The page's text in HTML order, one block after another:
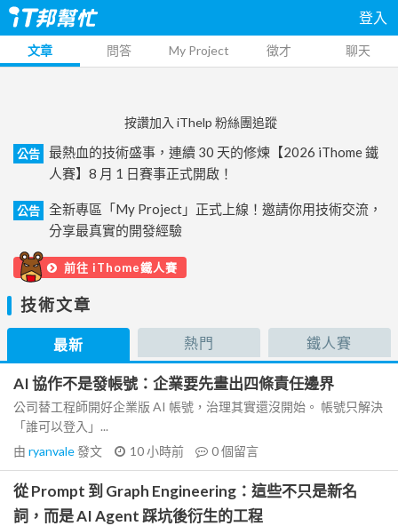
登入
文章 問答 My Project 徵才 聊天
按讚加入 iThelp 粉絲團追蹤
公告
最熱血的技術盛事，連續 30 天的修煉【2026 iThome 鐵
人賽】8 月 1 日賽事正式開啟！
公告
全新專區「My Project」正式上線！邀請你用技術交流，
分享最真實的開發經驗
前往 iThome鐵人賽
技術文章
最新 熱門 鐵人賽
AI 協作不是發帳號：企業要先畫出四條責任邊界
公司替工程師開好企業版 AI 帳號，治理其實還沒開始。 帳號只解決
「誰可以登入」...
由 ryanvale發文 10 小時前 0個留言
從 Prompt 到 Graph Engineering：這些不只是新名
詞，而是 AI Agent 踩坑後衍生的工程